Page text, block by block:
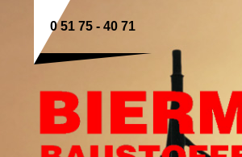
0 51 75 - 40 71